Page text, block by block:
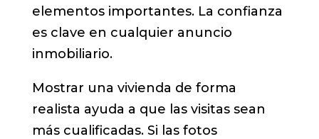
elementos importantes. La confianza
es clave en cualquier anuncio
inmobiliario.
Mostrar una vivienda de forma
realista ayuda a que las visitas sean
más cualificadas. Si las fotos